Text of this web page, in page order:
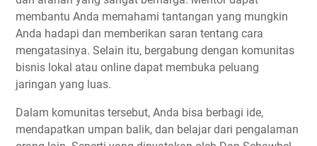
membantu Anda memahami tantangan yang mungkin
Anda hadapi dan memberikan saran tentang cara
mengatasinya. Selain itu, bergabung dengan komunitas
bisnis lokal atau online dapat membuka peluang
jaringan yang luas.
Dalam komunitas tersebut, Anda bisa berbagi ide,
mendapatkan umpan balik, dan belajar dari pengalaman